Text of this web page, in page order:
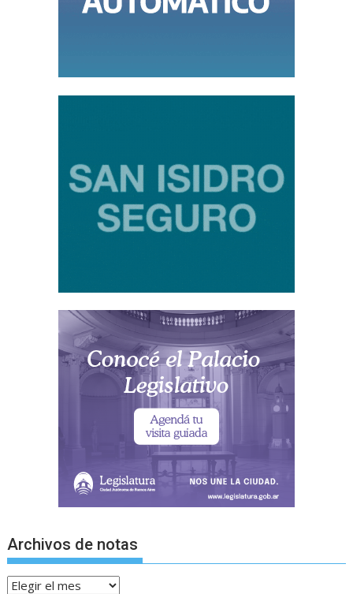
Archivos de notas
Archivos